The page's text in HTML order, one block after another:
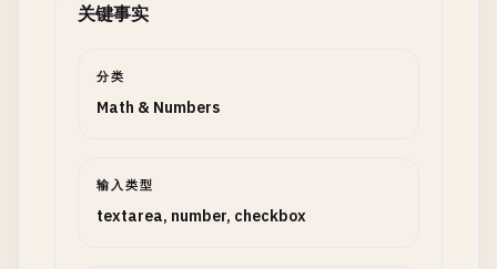
关键事实
分类
Math & Numbers
输入类型
textarea, number, checkbox